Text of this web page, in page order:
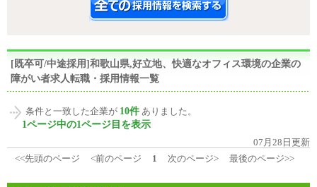
[既卒可/中途採用]和歌山県,好立地、快適なオフィス環境の企業の
障がい者求人転職・採用情報一覧
条件と一致した企業が 10件 ありました。
1ページ中の1ページ目を表示
07月28日更新
<<先頭のページ
<前のページ 1 次のページ> 最後のページ>>